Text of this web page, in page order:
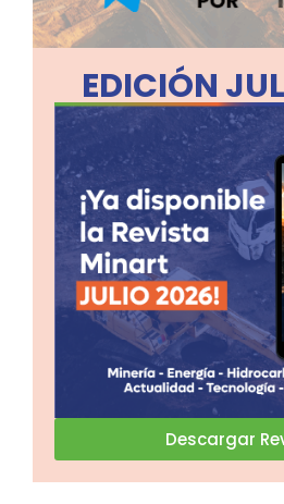
EDICIÓN
Descargar